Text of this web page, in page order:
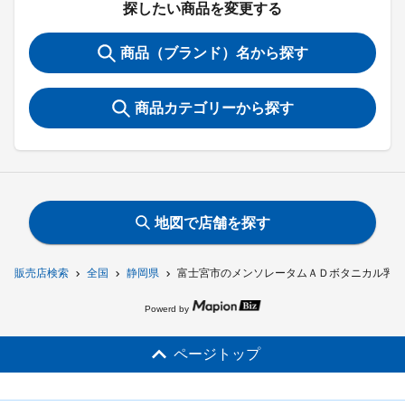
販売店検索 全国 静岡県 富士宮市のメンソレータムＡＤボタニカル乳
探したい商品を変更する
商品（ブランド）名から探す
商品カテゴリーから探す
地図で店舗を探す
Powerd by
ページトップ